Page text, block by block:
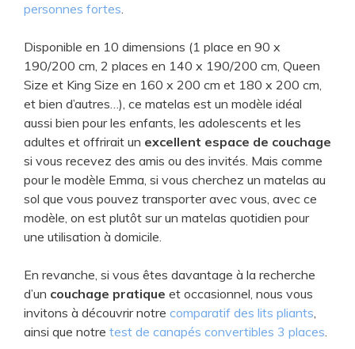
personnes fortes.
Disponible en 10 dimensions (1 place en 90 x
190/200 cm, 2 places en 140 x 190/200 cm, Queen
Size et King Size en 160 x 200 cm et 180 x 200 cm,
et bien d’autres…), ce matelas est un modèle idéal
aussi bien pour les enfants, les adolescents et les
adultes et offrirait un excellent espace de couchage
si vous recevez des amis ou des invités. Mais comme
pour le modèle Emma, si vous cherchez un matelas au
sol que vous pouvez transporter avec vous, avec ce
modèle, on est plutôt sur un matelas quotidien pour
une utilisation à domicile.
En revanche, si vous êtes davantage à la recherche
d’un couchage pratique et occasionnel, nous vous
invitons à découvrir notre comparatif des lits pliants,
ainsi que notre test de canapés convertibles 3 places.